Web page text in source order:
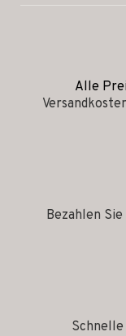
Alle
Bezahlen